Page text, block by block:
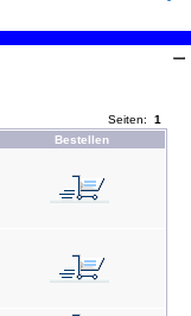
Seiten: 1
Bestellen